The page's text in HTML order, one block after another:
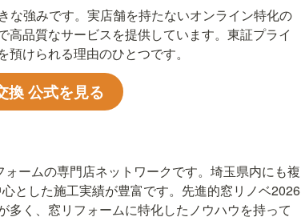
な強みです。実店舗を持たないオンライン特化の
品質なサービスを提供しています。東証プライ
けられる理由のひとつです。
換 公式を見る
ームの専門店ネットワークです。埼玉県内にも複
とした施工実績が豊富です。先進的窓リノベ2026
く、窓リフォームに特化したノウハウを持って